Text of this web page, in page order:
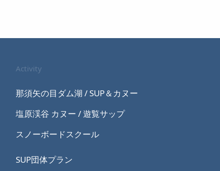
Activity
那須矢の目ダム湖 / SUP＆カヌー
塩原渓谷 カヌー / 遊覧サップ
スノーボードスクール
SUP団体プラン